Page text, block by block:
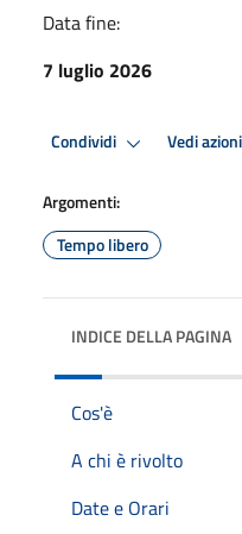
Data fine:
7 luglio 2026
Condividi Vedi azioni
Argomenti:
Tempo libero
INDICE DELLA PAGINA
Cos'è
A chi è rivolto
Date e Orari